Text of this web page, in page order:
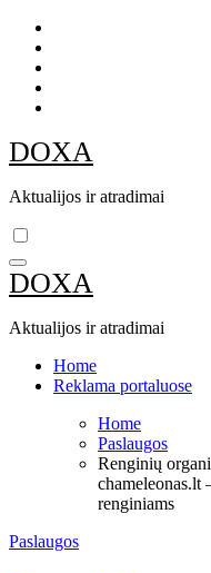
Skip
content
DOXA
Aktualijos ir atradimai
DOXA
Aktualijos ir atradimai
Home
Reklama portaluose
Home
Paslaugos
Renginių
chameleonas.lt
renginiams
Paslaugos